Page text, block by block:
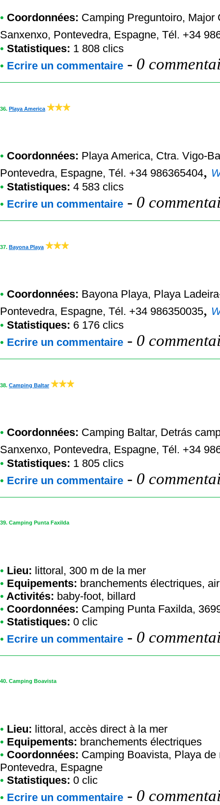
• Coordonnées: Camping Preguntoiro, Major
Sanxenxo, Pontevedra, Espagne, Tél. +34
• Statistiques: 1 808 clics
• Ecrire un commentaire - 0
36. Playa America
• Coordonnées: Playa America, Ctra. Vigo-
Pontevedra, Espagne, Tél. +34 986365404,
• Statistiques: 4 583 clics
• Ecrire un commentaire - 0
37. Bayona Playa
• Coordonnées: Bayona Playa, Playa
Pontevedra, Espagne, Tél. +34 986350035,
• Statistiques: 6 176 clics
• Ecrire un commentaire - 0
38. Camping Baltar
• Coordonnées: Camping Baltar, Detrás
Sanxenxo, Pontevedra, Espagne, Tél. +34
• Statistiques: 1 805 clics
• Ecrire un commentaire - 0
39. Camping Punta Faxilda
• Lieu: littoral, 300 m de la mer
• Equipements: branchements électriques,
• Activités: baby-foot, billard
• Coordonnées: Camping Punta Faxilda,
• Statistiques: 0 clic
• Ecrire un commentaire - 0
40. Camping Boavista
• Lieu: littoral, accès direct à la mer
• Equipements: branchements électriques
• Coordonnées: Camping Boavista, Playa de
Pontevedra, Espagne
• Statistiques: 0 clic
• Ecrire un commentaire - 0